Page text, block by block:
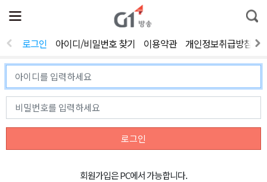
전
체
뉴
열
통
합
색
로그인 아이디/비밀번호 찾기 이용약관 개인정보취급방침
로그인
회원가입은 PC에서 가능합니다.